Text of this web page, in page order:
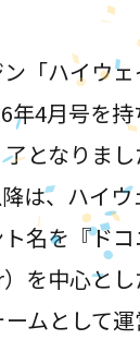
「ハイウ
年4月号を
了となりまし
は、ハイ
名を『ドコ
を中心とし
ームとして運